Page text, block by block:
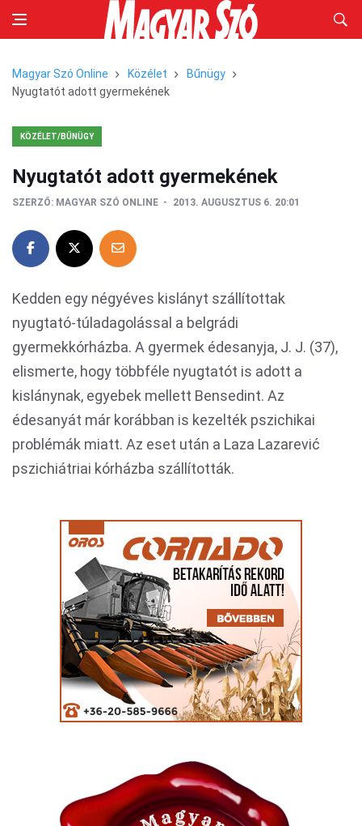
Magyar Szó Online Közélet
Bűnügy
Nyugtatót adott gyermekének
KÖZÉLET/BŰNÜGY
Nyugtatót adott gyermekének
SZERZŐ: MAGYAR SZÓ ONLINE 2013. AUGUSZTUS 6. 20:01
Kedden egy négyéves kislányt szállítottak
nyugtató-túladagolással a belgrádi
gyermekkórházba. A gyermek édesanyja, J. J. (37),
elismerte, hogy többféle nyugtatót is adott a
kislánynak, egyebek mellett Bensedint. Az
édesanyát már korábban is kezelték pszichikai
problémák miatt. Az eset után a Laza Lazarević
pszichiátriai kórházba szállították.